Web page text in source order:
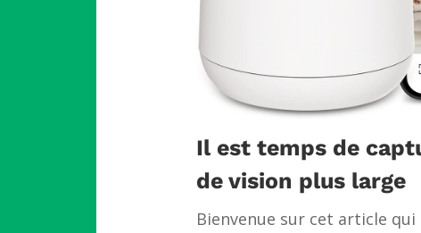
Il est temps de
de vision plus large
Bienvenue sur cet article